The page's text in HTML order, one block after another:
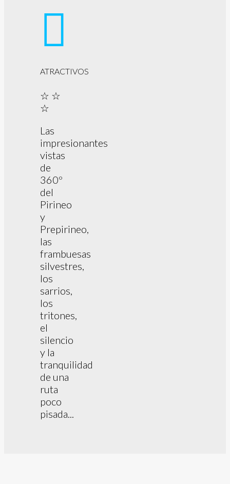
ATRACTIVOS
☆ ☆
☆
Las
impresionantes
vistas
de
360º
del
Pirineo
y
Prepirineo,
las
frambuesas
silvestres,
los
sarrios,
los
tritones,
el
silencio
y la
tranquilidad
de una
ruta
poco
pisada...